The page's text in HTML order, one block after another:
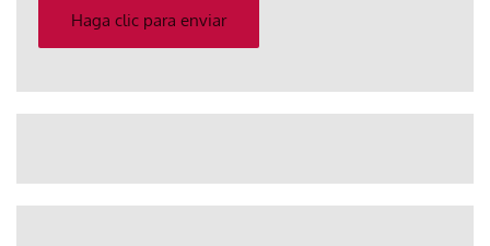
electrónico
Haga clic para enviar